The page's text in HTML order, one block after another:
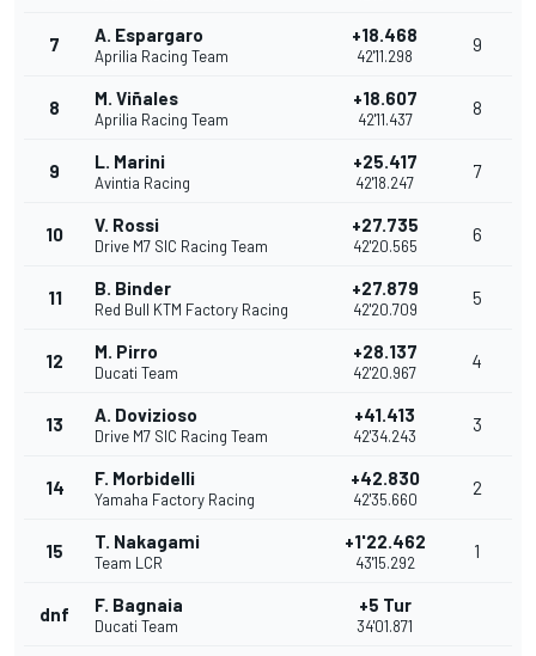
7 A. Espargaro
Aprilia Racing Team
+18.468
42'11.298
9
8 M. Viñales
Aprilia Racing Team
+18.607
42'11.437
8
9 L. Marini
Avintia Racing
+25.417
42'18.247
7
10 V. Rossi
Drive M7 SIC Racing Team
+27.735
42'20.565
6
11 B. Binder
Red Bull KTM Factory Racing
+27.879
42'20.709
5
12 M. Pirro
Ducati Team
+28.137
42'20.967
4
13 A. Dovizioso
Drive M7 SIC Racing Team
+41.413
42'34.243
3
14 F. Morbidelli
Yamaha Factory Racing
+42.830
42'35.660
2
15 T. Nakagami
Team LCR
+1'22.462
43'15.292
1
dnf F. Bagnaia
Ducati Team
+5 Tur
34'01.871